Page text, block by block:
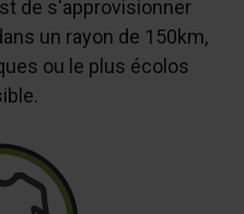
de s'approvisionner
un rayon de 150km,
ou le plus écolos